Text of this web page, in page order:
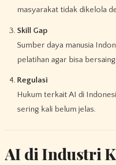
masyarakat tidak dikelola
Skill Gap
Sumber daya manusia
pelatihan agar bisa
Regulasi
Hukum terkait AI di
sering kali belum jelas.
AI di Industri